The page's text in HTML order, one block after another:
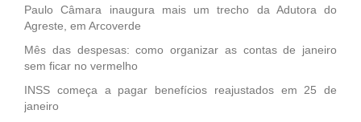
Paulo Câmara inaugura mais um trecho da Adutora do
Agreste, em Arcoverde
Mês das despesas: como organizar as contas de janeiro
sem ficar no vermelho
INSS começa a pagar benefícios reajustados em 25 de
janeiro